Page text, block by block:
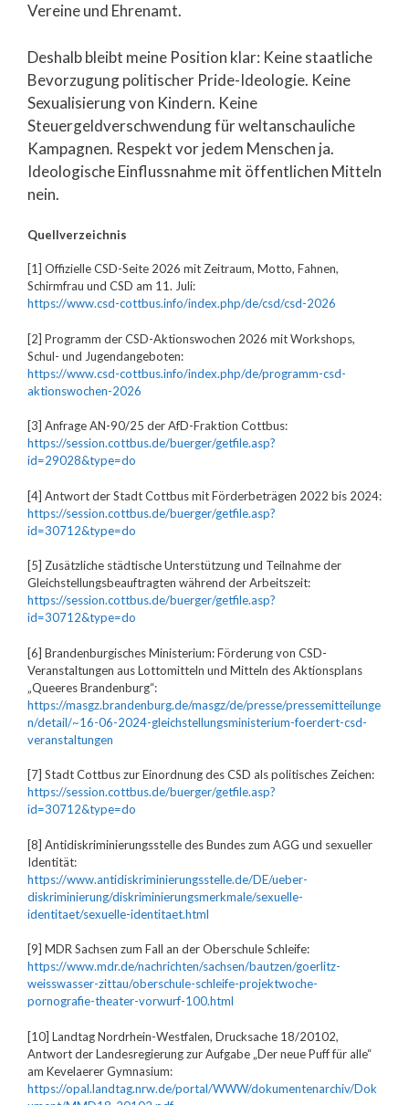
Vereine und Ehrenamt.
Deshalb bleibt meine Position klar: Keine staatliche
Bevorzugung politischer Pride-Ideologie. Keine
Sexualisierung von Kindern. Keine
Steuergeldverschwendung für weltanschauliche
Kampagnen. Respekt vor jedem Menschen ja.
Ideologische Einflussnahme mit öffentlichen Mitteln
nein.
Quellverzeichnis
[1] Offizielle CSD-Seite 2026 mit Zeitraum, Motto, Fahnen,
Schirmfrau und CSD am 11. Juli:
https://www.csd-cottbus.info/index.php/de/csd/csd-2026
[2] Programm der CSD-Aktionswochen 2026 mit Workshops,
Schul- und Jugendangeboten:
https://www.csd-cottbus.info/index.php/de/programm-csd-
aktionswochen-2026
[3] Anfrage AN-90/25 der AfD-Fraktion Cottbus:
https://session.cottbus.de/buerger/getfile.asp?
id=29028&type=do
[4] Antwort der Stadt Cottbus mit Förderbeträgen 2022 bis 2024:
https://session.cottbus.de/buerger/getfile.asp?
id=30712&type=do
[5] Zusätzliche städtische Unterstützung und Teilnahme der
Gleichstellungsbeauftragten während der Arbeitszeit:
https://session.cottbus.de/buerger/getfile.asp?
id=30712&type=do
[6] Brandenburgisches Ministerium: Förderung von CSD-
Veranstaltungen aus Lottomitteln und Mitteln des Aktionsplans
„Queeres Brandenburg“:
https://masgz.brandenburg.de/masgz/de/presse/pressemitteilunge
n/detail/~16-06-2024-gleichstellungsministerium-foerdert-csd-
veranstaltungen
[7] Stadt Cottbus zur Einordnung des CSD als politisches Zeichen:
https://session.cottbus.de/buerger/getfile.asp?
id=30712&type=do
[8] Antidiskriminierungsstelle des Bundes zum AGG und sexueller
Identität:
https://www.antidiskriminierungsstelle.de/DE/ueber-
diskriminierung/diskriminierungsmerkmale/sexuelle-
identitaet/sexuelle-identitaet.html
[9] MDR Sachsen zum Fall an der Oberschule Schleife:
https://www.mdr.de/nachrichten/sachsen/bautzen/goerlitz-
weisswasser-zittau/oberschule-schleife-projektwoche-
pornografie-theater-vorwurf-100.html
[10] Landtag Nordrhein-Westfalen, Drucksache 18/20102,
Antwort der Landesregierung zur Aufgabe „Der neue Puff für alle“
am Kevelaerer Gymnasium:
https://opal.landtag.nrw.de/portal/WWW/dokumentenarchiv/Dok